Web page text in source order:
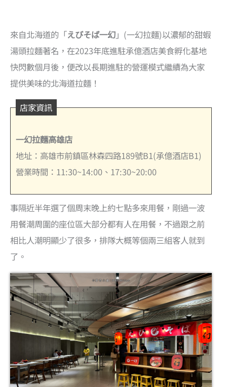
來自北海道的「えびそば一幻」(一幻拉麵)以濃郁的甜蝦
湯頭拉麵著名，在2023年底進駐承億酒店美食孵化基地
快閃數個月後，便改以長期進駐的營運模式繼續為大家
提供美味的北海道拉麵！
店家資訊
一幻拉麵高雄店
地址：高雄市前鎮區林森四路189號B1(承億酒店B1)
營業時間：11:30~14:00、17:30~20:00
事隔近半年選了個周末晚上約七點多來用餐，剛過一波
用餐潮周圍的座位區大部分都有人在用餐，不過跟之前
相比人潮明顯少了很多，排隊大概等個兩三組客人就到
了。